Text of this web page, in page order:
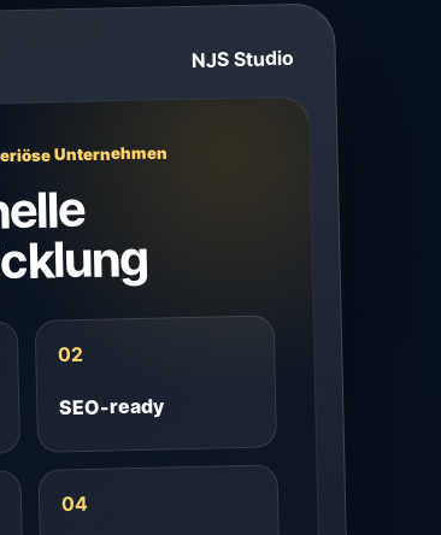
NJS Studio
Unternehmen
02
SEO-ready
04